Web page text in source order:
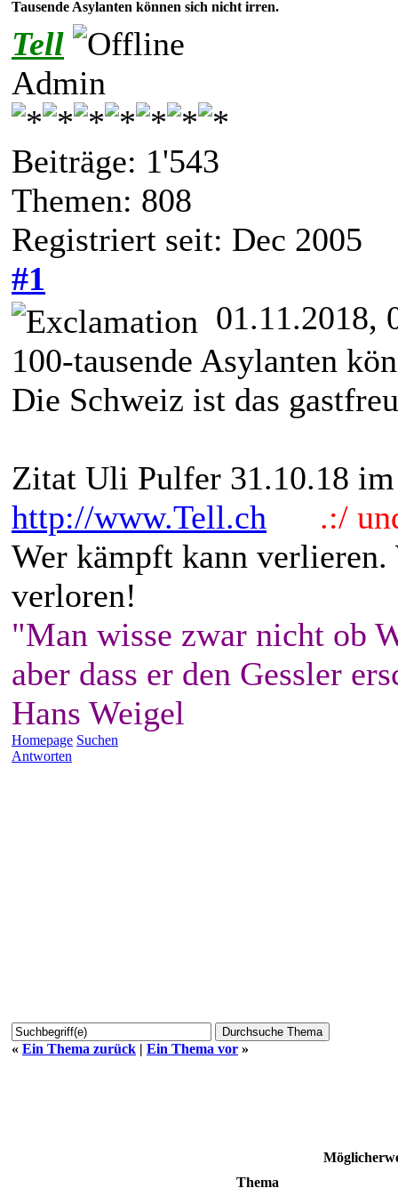
Tausende Asylanten können sich nicht irren.
Tell
Admin
Beiträge: 1'543
Themen: 808
Registriert seit: Dec 2005
#1
01.11.2018,
100-tausende Asylanten
Die Schweiz ist das
Zitat Uli Pulfer 31.10.18
http://www.Tell.ch
.:/
Wer kämpft kann
verloren!
"Man wisse zwar nicht ob
aber dass er den Gessler
Hans Weigel
Homepage Suchen
Antworten
« Ein Thema zurück | Ein Thema vor »
Thema